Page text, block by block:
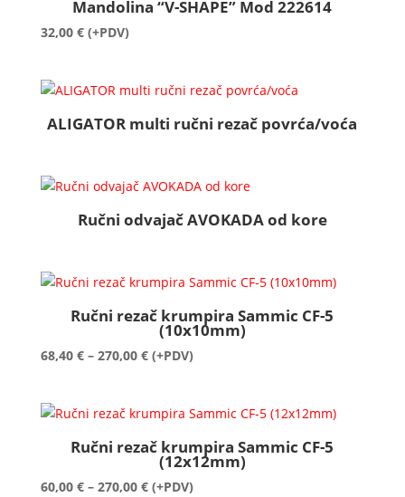
Mandolina “V-SHAPE” Mod 222614
32,00 € (+PDV)
ALIGATOR multi ručni rezač povrća/voća
Ručni odvajač AVOKADA od kore
Ručni rezač krumpira Sammic CF-5
(10x10mm)
68,40 € – 270,00 €Raspon
68,40 €
do
270,00 €
(+PDV)
Ručni rezač krumpira Sammic CF-5
(12x12mm)
60,00 € – 270,00 €Raspon
(+PDV)